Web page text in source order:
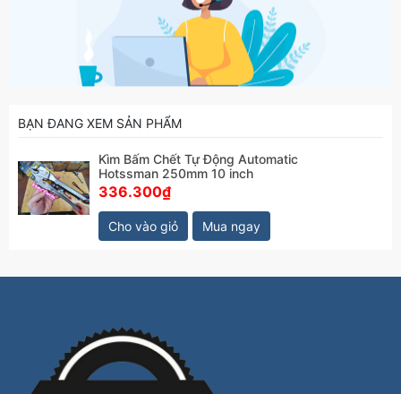
BẠN ĐANG XEM SẢN PHẨM
Kìm Bấm Chết Tự Động Automatic
Hotssman 250mm 10 inch
336.300₫
Cho vào giỏ Mua ngay